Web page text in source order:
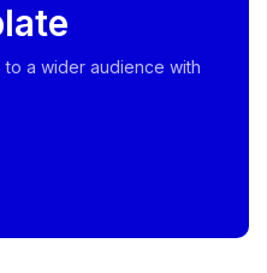
a wider audience with